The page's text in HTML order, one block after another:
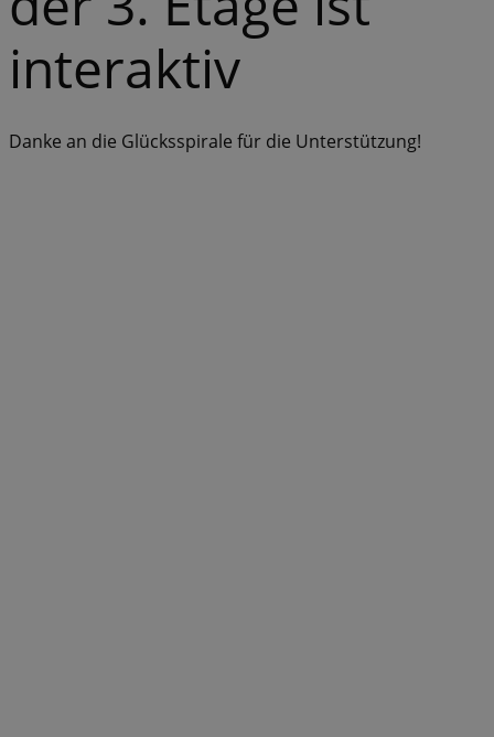
interaktiv
Danke an die Glücksspirale für die Unterstützung!